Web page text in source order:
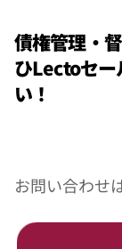
債権管理・
ひLectoセー
い！
お問い合わせ